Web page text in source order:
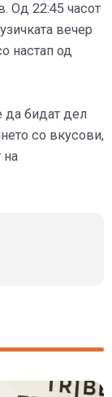
Од 22:45 часот
вечер
настап од
да бидат дел
со вкусови,
на